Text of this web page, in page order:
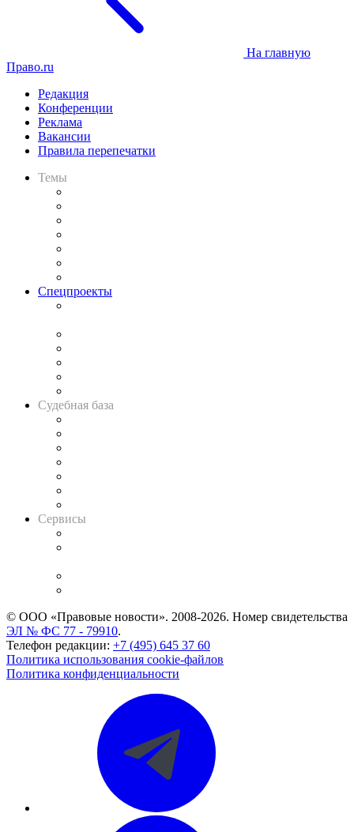
На главную
Право.ru
Редакция
Конференции
Реклама
Вакансии
Правила перепечатки
Темы
Спецпроекты
Судебная база
Сервисы
© ООО «Правовые новости». 2008-2026. Номер свидетельства
ЭЛ № ФС 77 - 79910.
Телефон редакции: +7 (495) 645 37 60
Политика использования cookie-файлов
Политика конфиденциальности